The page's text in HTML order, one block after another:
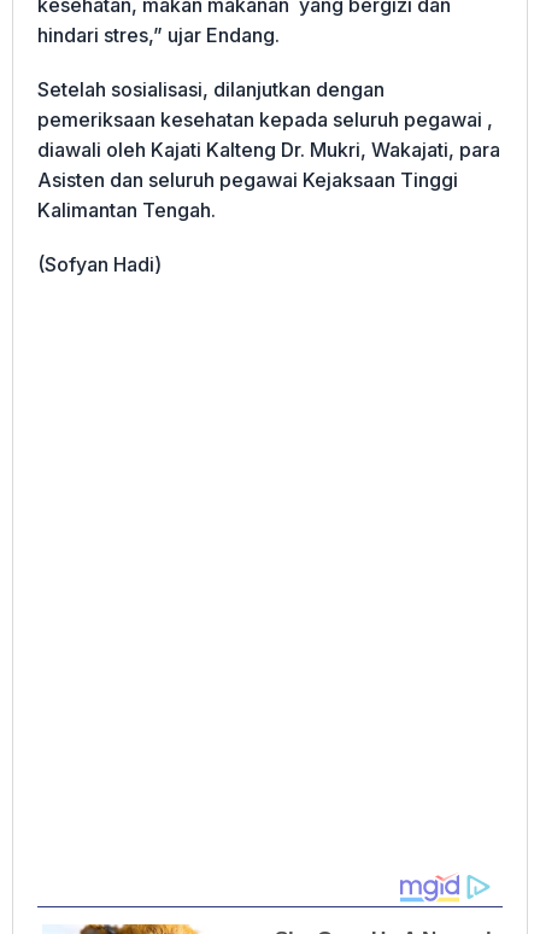
kesehatan, makan makanan yang bergizi dan
hindari stres,” ujar Endang.
Setelah sosialisasi, dilanjutkan dengan
pemeriksaan kesehatan kepada seluruh pegawai ,
diawali oleh Kajati Kalteng Dr. Mukri, Wakajati, para
Asisten dan seluruh pegawai Kejaksaan Tinggi
Kalimantan Tengah.
(Sofyan Hadi)